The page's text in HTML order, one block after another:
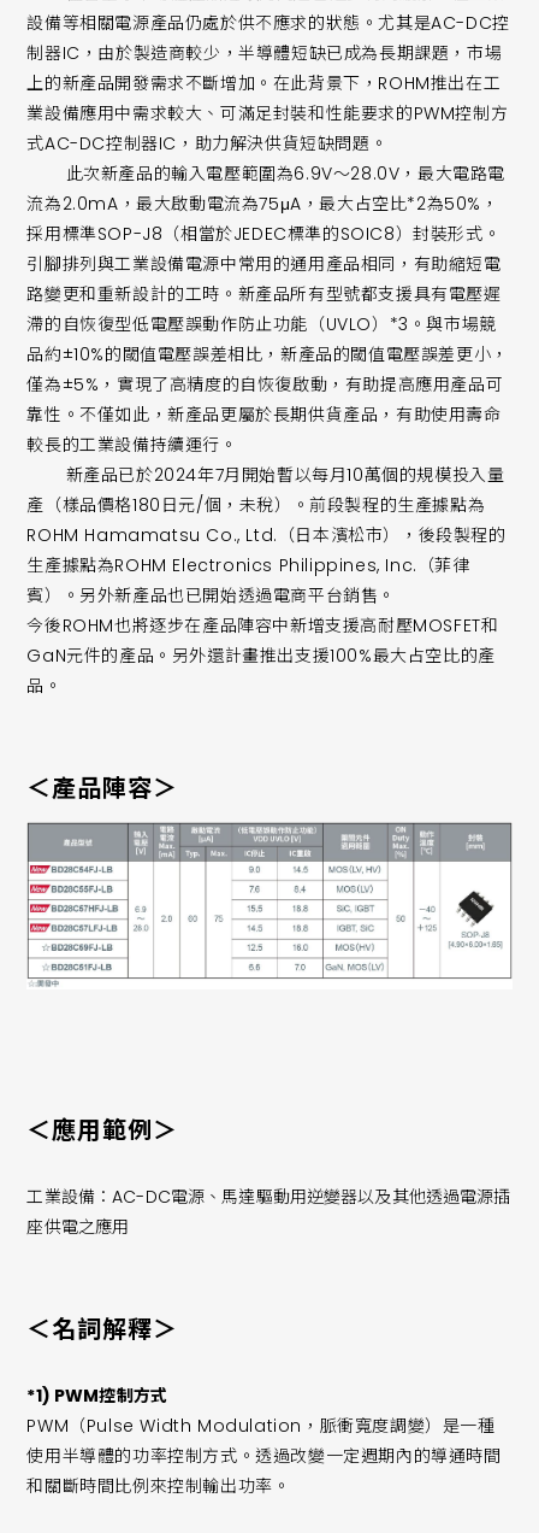
設備等相關電源產品仍處於供不應求的狀態。尤其是AC-DC控
制器IC，由於製造商較少，半導體短缺已成為長期課題，市場
上的新產品開發需求不斷增加。在此背景下，ROHM推出在工
業設備應用中需求較大、可滿足封裝和性能要求的PWM控制方
式AC-DC控制器IC，助力解決供貨短缺問題。
此次新產品的輸入電壓範圍為6.9V～28.0V，最大電路電
流為2.0mA，最大啟動電流為75μA，最大占空比*2為50%，
採用標準SOP-J8（相當於JEDEC標準的SOIC8）封裝形式。
引腳排列與工業設備電源中常用的通用產品相同，有助縮短電
路變更和重新設計的工時。新產品所有型號都支援具有電壓遲
滯的自恢復型低電壓誤動作防止功能（UVLO）*3。與市場競
品約±10%的閾值電壓誤差相比，新產品的閾值電壓誤差更小，
僅為±5%，實現了高精度的自恢復啟動，有助提高應用產品可
靠性。不僅如此，新產品更屬於長期供貨產品，有助使用壽命
較長的工業設備持續運行。
新產品已於2024年7月開始暫以每月10萬個的規模投入量
產（樣品價格180日元/個，未稅）。前段製程的生產據點為
ROHM Hamamatsu Co., Ltd.（日本濱松市），後段製程的
生產據點為ROHM Electronics Philippines, Inc.（菲律
賓）。另外新產品也已開始透過電商平台銷售。
今後ROHM也將逐步在產品陣容中新增支援高耐壓MOSFET和
GaN元件的產品。另外還計畫推出支援100%最大占空比的產
品。
＜產品陣容＞
＜應用範例＞
工業設備：AC-DC電源、馬達驅動用逆變器以及其他透過電源插
座供電之應用
＜名詞解釋＞
*1) PWM控制方式
PWM（Pulse Width Modulation，脈衝寬度調變）是一種
使用半導體的功率控制方式。透過改變一定週期內的導通時間
和關斷時間比例來控制輸出功率。